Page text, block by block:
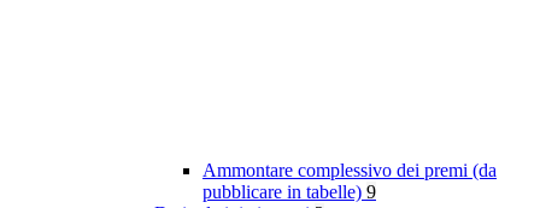
Ammontare complessivo dei premi (da
pubblicare in tabelle) 9